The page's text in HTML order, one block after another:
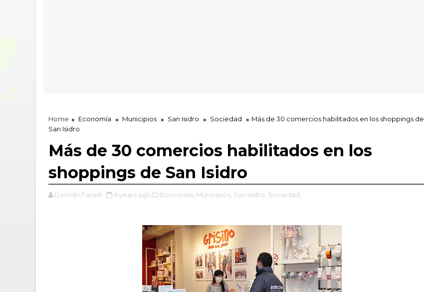
Home Economía Municipios San Isidro Sociedad
Más de 30 comercios habilitados en los shoppings de
San Isidro
Más de 30 comercios habilitados en los
shoppings de San Isidro
Damián Fanelli 6 years ago Economía, Municipios, San Isidro, Sociedad,